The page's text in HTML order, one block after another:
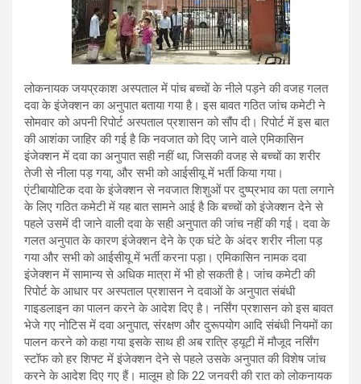
o
k
m s
लोकनायक जयप्रकाश अस्पताल में पांच बच्चों के नीले पड़ने की वजह गलत
दवा के इंजेक्शन का अनुपात बताया गया है। इस बावत गठित जांच कमेटी ने
सोमवार को अपनी रिपोर्ट अस्पताल प्रशासन को सौंप दी। रिपोर्ट में इस बात
की आशंका जाहिर की गई है कि नवजात को दिए जाने वाले एमिकासिन
इंजेक्शन में दवा का अनुपात सही नहीं था, जिसकी वजह से बच्चों का शरीर
तेजी से नीला पड़ गया, और सभी को आईसीयू में भर्ती किया गया।
एंटीबायोटिक दवा के इंजेक्शन से नवजात शिशुओं पर दुष्प्रभाव का पता लगाने
के लिए गठित कमेटी में यह बात सामने आई है कि बच्चों को इंजेक्शन देने से
पहले उसमें दी जाने वाली दवा के सही अनुपात की जांच नहीं की गई। दवा के
गलत अनुपात के कारण इंजेक्शन देने के एक घंटे के अंदर शरीर नीला पड़
गया और सभी को आईसीयू में भर्ती करना पड़ा। एमिकासिन नामक दवा
इंजेक्शन में सामान्य से अधिक मात्रा में भी हो सकती है। जांच कमेटी की
रिपोर्ट के आधार पर अस्पताल प्रशासन ने दवाओं के अनुपात संबंधी
गाइडलाइन का पालन करने के आदेश दिए है। नर्सिंग प्रशासन को इस बावत
भेजे गए नोटिस में दवा अनुपात, संरक्षण और दुरूपयोग आदि संबंधी नियमों का
पालन करने को कहा गया इसके साथ ही अब रात्रि ड्यूटी में मौजूद नर्सिंग
स्टॉफ को हर शिफ्ट में इंजेक्शन देने से पहले उसके अनुपात की विशेष जांच
करने के आदेश दिए गए हैं। मालूम हो कि 22 जनवरी की रात को लोकनायक